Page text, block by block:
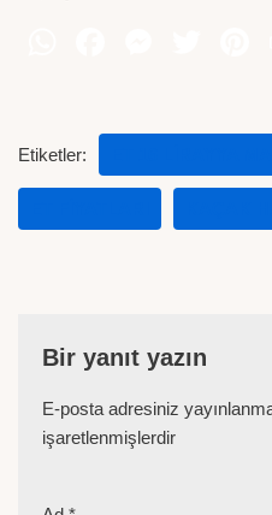
Etiketler:
Bir yanıt yazın
E-posta adresiniz
işaretlenmişlerdir